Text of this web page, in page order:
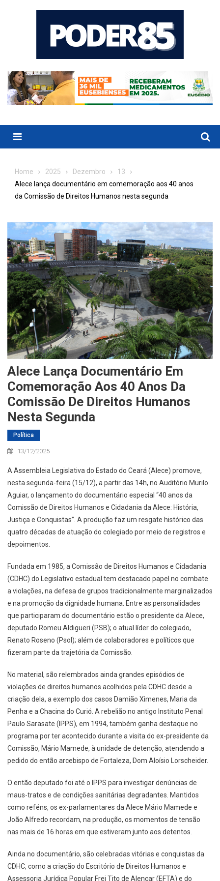
Menu
Home 2025 Dezembro
13
Alece lança documentário em comemoração aos 40 anos
da Comissão de Direitos Humanos nesta segunda
Alece Lança Documentário Em
Comemoração Aos 40 Anos Da
Comissão De Direitos Humanos
Nesta Segunda
Política
13/12/2025
A Assembleia Legislativa do Estado do Ceará (Alece) promove,
nesta segunda-feira (15/12), a partir das 14h, no Auditório Murilo
Aguiar, o lançamento do documentário especial “40 anos da
Comissão de Direitos Humanos e Cidadania da Alece: História,
Justiça e Conquistas”. A produção faz um resgate histórico das
quatro décadas de atuação do colegiado por meio de registros e
depoimentos.
Fundada em 1985, a Comissão de Direitos Humanos e Cidadania
(CDHC) do Legislativo estadual tem destacado papel no combate
a violações, na defesa de grupos tradicionalmente marginalizados
e na promoção da dignidade humana. Entre as personalidades
que participaram do documentário estão o presidente da Alece,
deputado Romeu Aldigueri (PSB); o atual líder do colegiado,
Renato Roseno (Psol); além de colaboradores e políticos que
fizeram parte da trajetória da Comissão.
No material, são relembrados ainda grandes episódios de
violações de direitos humanos acolhidos pela CDHC desde a
criação dela, a exemplo dos casos Damião Ximenes, Maria da
Penha e a Chacina do Curió. A rebelião no antigo Instituto Penal
Paulo Sarasate (IPPS), em 1994, também ganha destaque no
programa por ter acontecido durante a visita do ex-presidente da
Comissão, Mário Mamede, à unidade de detenção, atendendo a
pedido do então arcebispo de Fortaleza, Dom Aloísio Lorscheider.
O então deputado foi até o IPPS para investigar denúncias de
maus-tratos e de condições sanitárias degradantes. Mantidos
como reféns, os ex-parlamentares da Alece Mário Mamede e
João Alfredo recordam, na produção, os momentos de tensão
nas mais de 16 horas em que estiveram junto aos detentos.
Ainda no documentário, são celebradas vitórias e conquistas da
CDHC, como a criação do Escritório de Direitos Humanos e
Assessoria Jurídica Popular Frei Tito de Alencar (EFTA) e do